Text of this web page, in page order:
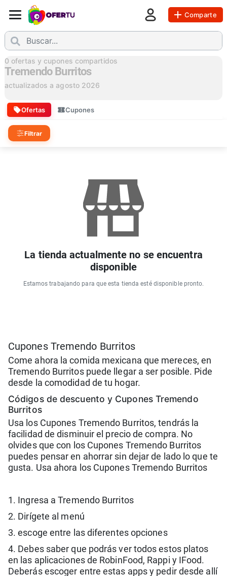
Comparte
0 ofertas y cupones compartidos
Tremendo Burritos
actualizados a agosto 2026
Ofertas Cupones
Filtrar
La tienda actualmente no se encuentra
disponible
Estamos trabajando para que esta tienda esté disponible pronto.
Cupones Tremendo Burritos
Come ahora la comida mexicana que mereces, en
Tremendo Burritos puede llegar a ser posible. Pide
desde la comodidad de tu hogar.
Códigos de descuento y Cupones Tremendo
Burritos
Usa los Cupones Tremendo Burritos, tendrás la
facilidad de disminuir el precio de compra. No
olvides que con los Cupones Tremendo Burritos
puedes pensar en ahorrar sin dejar de lado lo que te
gusta. Usa ahora los Cupones Tremendo Burritos
1. Ingresa a Tremendo Burritos
2. Dirígete al menú
3. escoge entre las diferentes opciones
4. Debes saber que podrás ver todos estos platos
en las aplicaciones de RobinFood, Rappi y IFood.
Deberás escoger entre estas apps y pedir desde allí